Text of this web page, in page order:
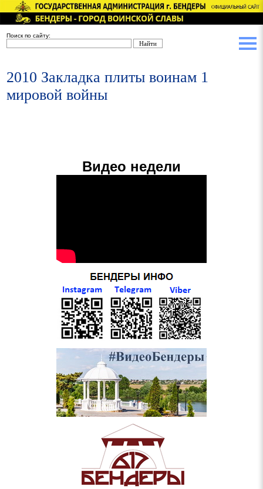
Поиск по сайту:
2010 Закладка плиты воинам 1
мировой войны
Видео недели